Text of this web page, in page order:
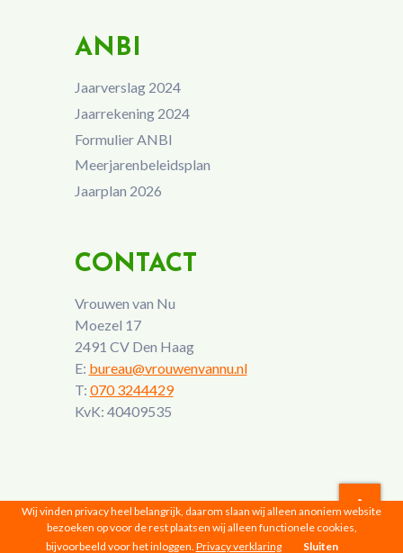
ANBI
Jaarverslag 2024
Jaarrekening 2024
Formulier ANBI
Meerjarenbeleidsplan
Jaarplan 2026
CONTACT
Vrouwen van Nu
Moezel 17
2491 CV Den Haag
E: bureau@vrouwenvannu.nl
T: 070 3244429
KvK: 40409535
Vrouwen van Nu © 2026 |Privacyverklaring
Wij vinden privacy heel belangrijk, daarom slaan wij alleen anoniem website
bezoeken op voor de rest plaatsen wij alleen functionele cookies,
bijvoorbeeld voor het inloggen. Privacy verklaring Sluiten